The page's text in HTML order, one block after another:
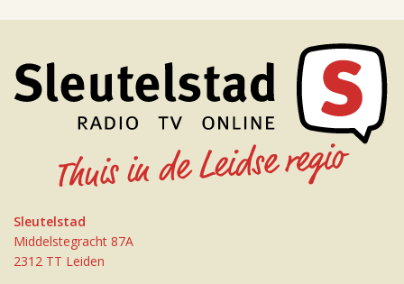
Sleutelstad
Middelstegracht 87A
2312 TT Leiden